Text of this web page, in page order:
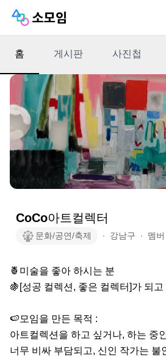
홈 게시판 사진첩
CoCo아트컬렉터
문화/공연/축제 ∙ 강남구 ∙ 멤버
🍍미술을 좋아 하시는 분
🍇[성공 컬렉션, 좋은 컬렉터]가 되
🍉모임을 만든 목적 :
아트컬렉션을 하고 싶거나, 하는 중
너무 비싸 부담되고, 신인 작가는 불